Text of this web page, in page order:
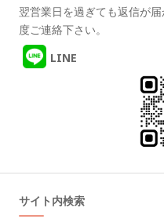
翌営業日を過ぎても返信が
度ご連絡下さい。
LINE
サイト内検索